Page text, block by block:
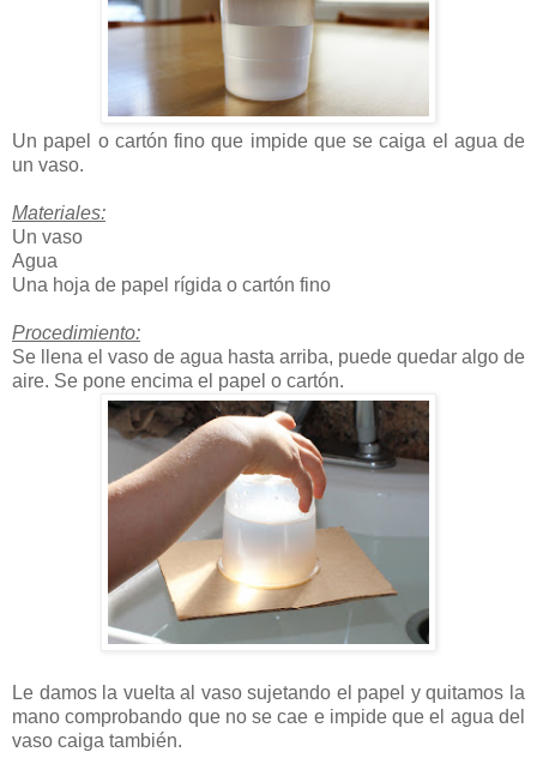
Un papel o cartón fino que impide que se caiga el agua de
un vaso.
Materiales:
Un vaso
Agua
Una hoja de papel rígida o cartón fino
Procedimiento:
Se llena el vaso de agua hasta arriba, puede quedar algo de
aire. Se pone encima el papel o cartón.
Le damos la vuelta al vaso sujetando el papel y quitamos la
mano comprobando que no se cae e impide que el agua del
vaso caiga también.